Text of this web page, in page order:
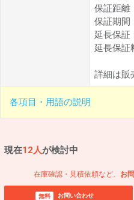
保証距離
保証期間
延長保証
延長保証
詳細は販
各項目・用語の説明
現在12人が検討中
在庫確認・見積依頼など、 お
無料 お問い合わせ